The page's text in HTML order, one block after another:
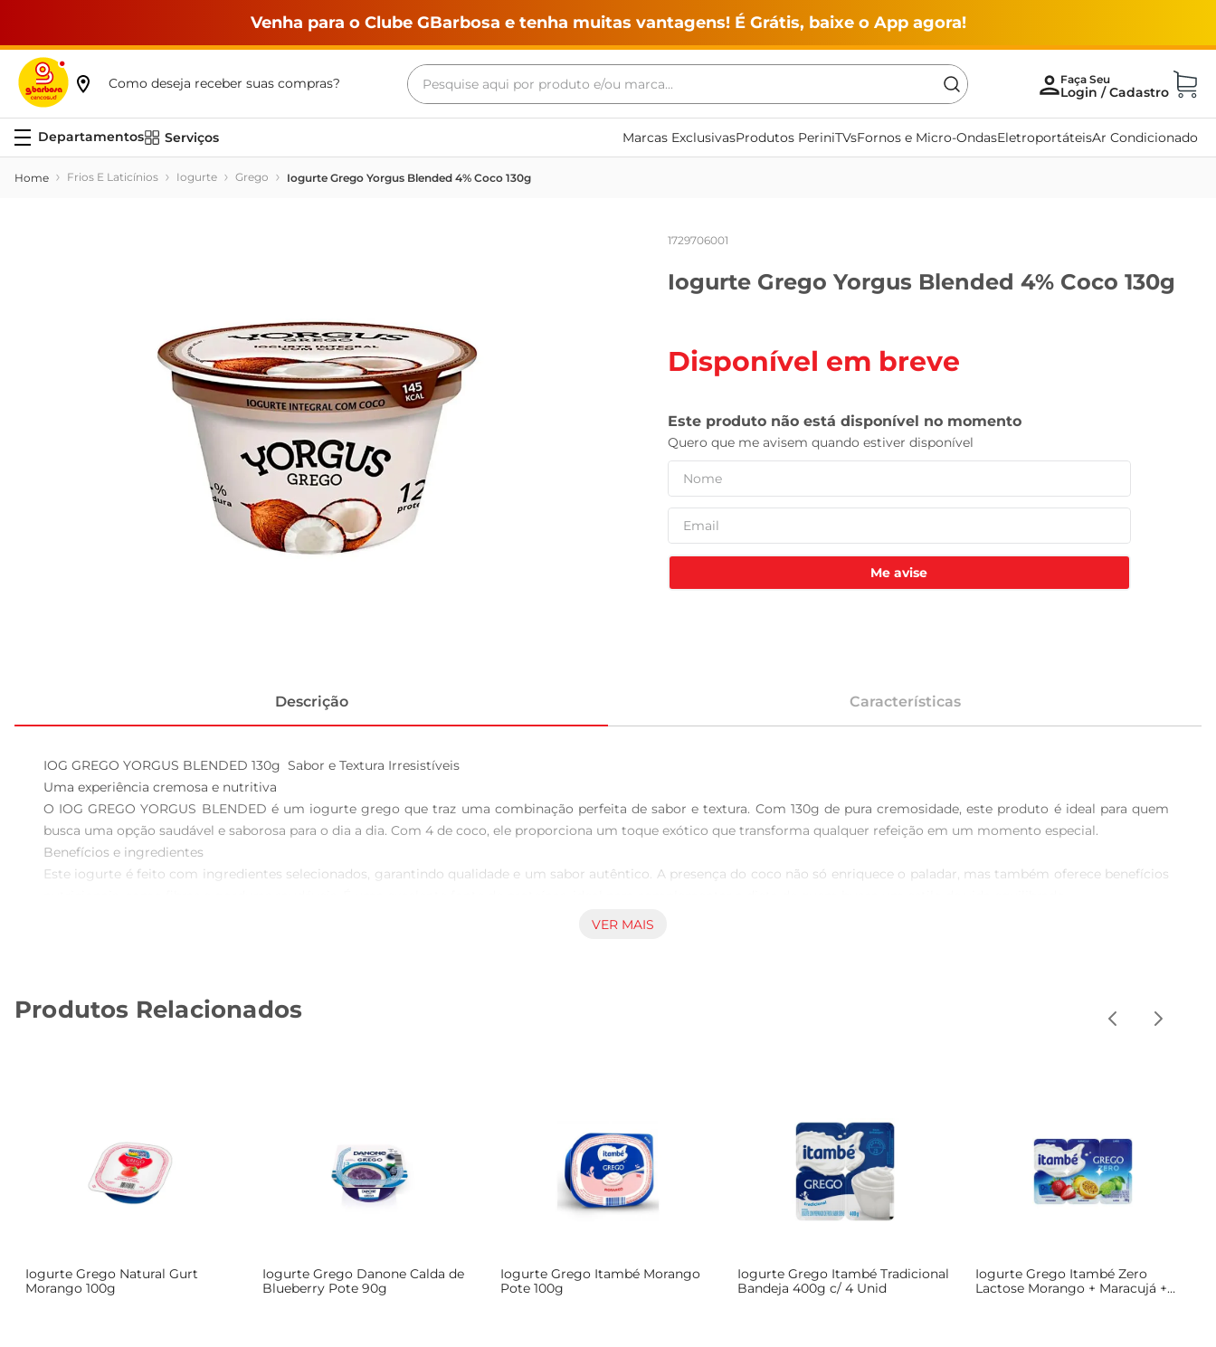
Venha para o Clube GBarbosa e tenha muitas vantagens! É Grátis, baixe o App agora!
Como deseja receber suas compras?
Pesquise aqui por produto e/ou marca...
Serviços Marcas ExclusivasProdutos PeriniTVsFornos e Micro-OndasEletroportáteisAr Condicionado
Frios E Laticínios Iogurte Grego Iogurte Grego Yorgus Blended 4% Coco 130g
1729706001
Iogurte Grego Yorgus Blended 4% Coco 130g
Disponível em breve
Me avise
Descrição Características
IOG GREGO YORGUS BLENDED 130g  Sabor e Textura Irresistíveis
Uma experiência cremosa e nutritiva
O IOG GREGO YORGUS BLENDED é um iogurte grego que traz uma combinação perfeita de sabor e textura. Com 130g de pura cremosidade, este produto é ideal para quem
busca uma opção saudável e saborosa para o dia a dia. Com 4 de coco, ele proporciona um toque exótico que transforma qualquer refeição em um momento especial.
Benefícios e ingredientes
Este iogurte é feito com ingredientes selecionados, garantindo qualidade e um sabor autêntico. A presença do coco não só enriquece o paladar, mas também oferece benefícios
Para aproveitar ao máximo a textura e o sabor do IOG GREGO YORGUS BLENDED, recomendase mantêlo refrigerado e consumilo gelado. É uma ótima opção para o café da
VER MAIS
Produtos Relacionados
Iogurte Grego Natural Gurt
Morango 100g
Iogurte Grego Danone Calda de
Blueberry Pote 90g
Iogurte Grego Itambé Morango
Pote 100g
Iogurte Grego Itambé Tradicional
Bandeja 400g c/ 4 Unid
Iogurte Grego Itambé Zero
Lactose Morango + Maracujá +
Termos mais buscados
maquina lavar
leite
vinho
leite pó